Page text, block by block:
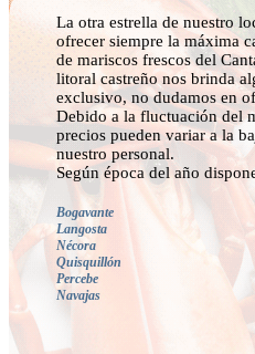
La otra estrella de nuestro
ofrecer siempre la máxima
de mariscos frescos del
litoral castreño nos brinda
exclusivo, no dudamos en
Debido a la fluctuación del
precios pueden variar a la
nuestro personal.
Según época del año
Bogavante
Langosta
Nécora
Quisquillón
Percebe
Navajas